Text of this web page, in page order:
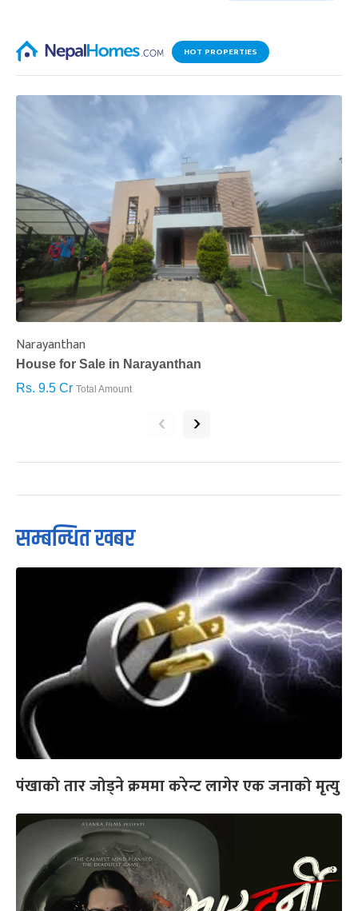
HOT PROPERTIES
Narayanthan
House for Sale in Narayanthan
Rs. 9.5 Cr Total Amount
‹ ›
सम्बन्धित खबर
पंखाको तार जोड्ने क्रममा करेन्ट लागेर एक जनाको मृत्यु